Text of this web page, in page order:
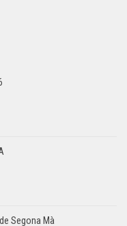
Segona Mà